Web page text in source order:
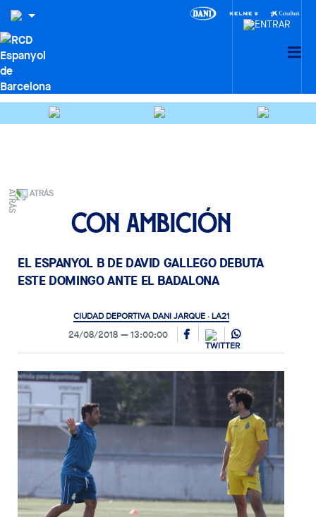
ATRÁS
Con ambición
EL ESPANYOL B DE DAVID GALLEGO DEBUTA
ESTE DOMINGO ANTE EL BADALONA
CIUDAD DEPORTIVA DANI JARQUE · LA21
24/08/2018 13:00:00